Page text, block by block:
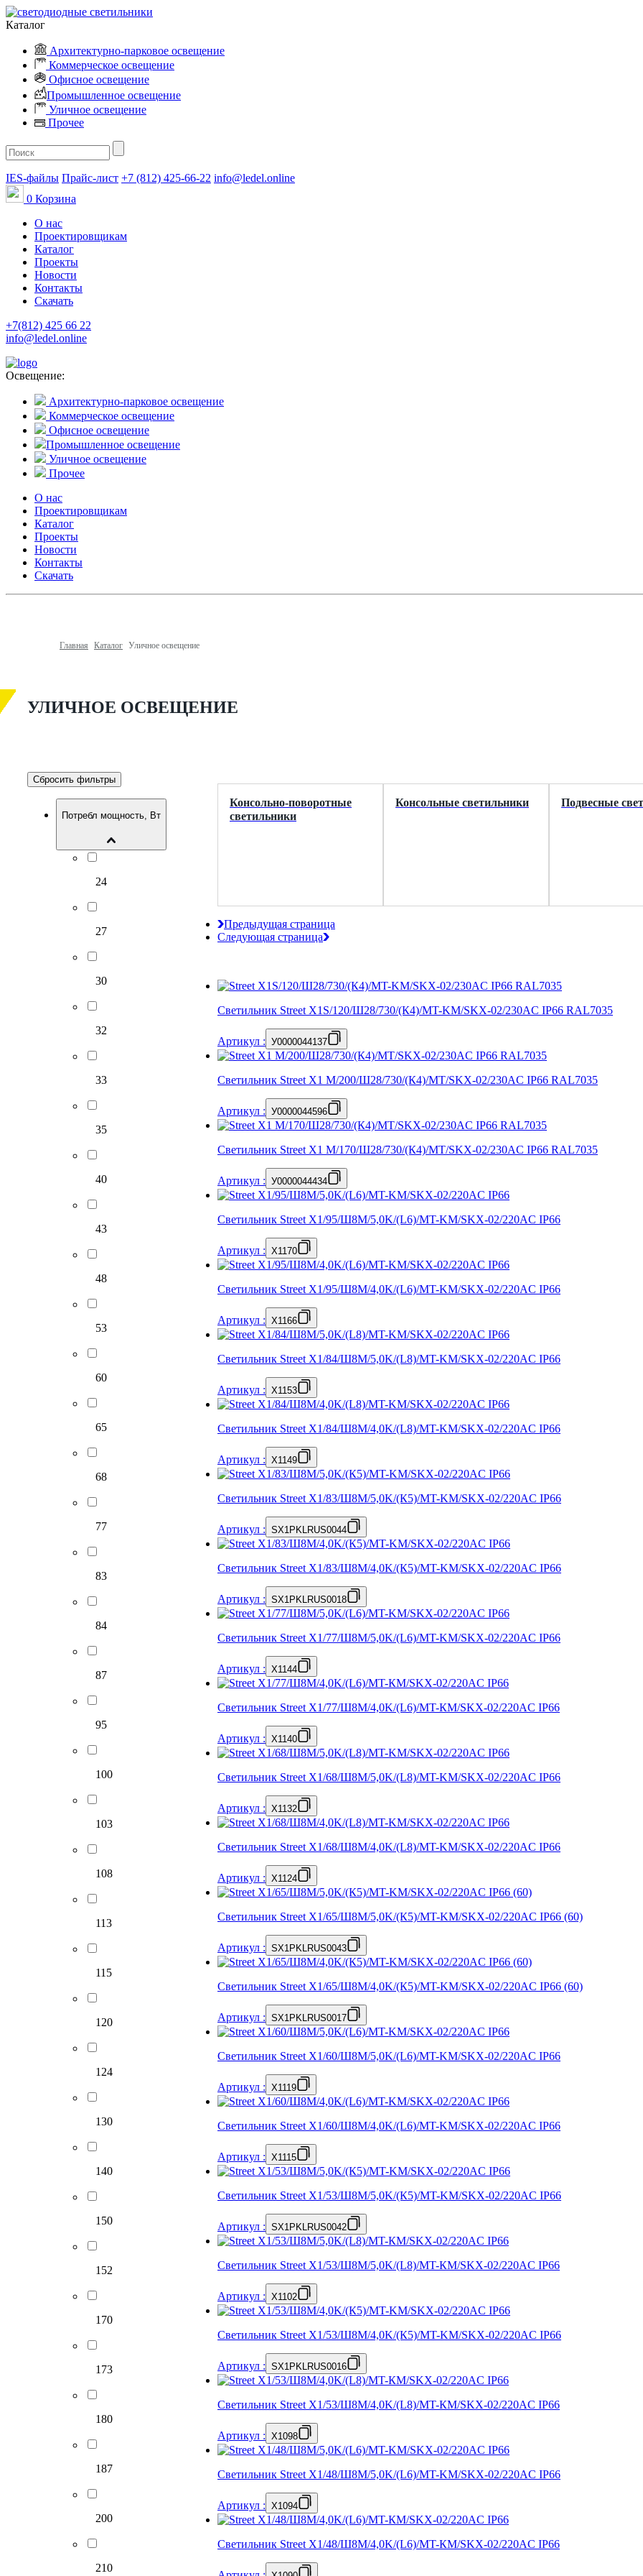
Каталог
Архитектурно-парковое освещение
Коммерческое освещение
Офисное освещение
Промышленное освещение
Уличное освещение
Прочее
IES-файлы Прайс-лист +7 (812) 425-66-22 info@ledel.online
0 Корзина
О нас
Проектировщикам
Каталог
Проекты
Новости
Контакты
Скачать
+7(812) 425 66 22
info@ledel.online
Освещение:
Архитектурно-парковое освещение
Коммерческое освещение
Офисное освещение
Промышленное освещение
Уличное освещение
Прочее
О нас
Проектировщикам
Каталог
Проекты
Новости
Контакты
Скачать
Главная Каталог Уличное освещение
УЛИЧНОЕ ОСВЕЩЕНИЕ
Сбросить фильтры
Потребл мощность, Вт
24
27
30
32
33
35
40
43
48
53
60
65
68
77
83
84
87
95
100
103
108
113
115
120
124
130
140
150
152
170
173
180
187
200
210
Консольно-поворотные
светильники
Консольные светильники Подвесные
Предыдущая страница
Следующая страница
Светильник Street X1S/120/Ш28/730/(К4)/MT-KM/SKX-02/230AC IP66 RAL7035
Артикул : У0000044137
Светильник Street X1 M/200/Ш28/730/(К4)/MT/SKX-02/230AC IP66 RAL7035
Артикул : У0000044596
Светильник Street X1 M/170/Ш28/730/(К4)/MT/SKX-02/230AC IP66 RAL7035
Артикул : У0000044434
Светильник Street X1/95/Ш8M/5,0K/(L6)/MT-KM/SKX-02/220AC IP66
Артикул : X1170
Светильник Street X1/95/Ш8M/4,0K/(L6)/MT-KM/SKX-02/220AC IP66
Артикул : X1166
Светильник Street X1/84/Ш8M/5,0K/(L8)/MT-KM/SKX-02/220AC IP66
Артикул : X1153
Светильник Street X1/84/Ш8M/4,0K/(L8)/MT-KM/SKX-02/220AC IP66
Артикул : X1149
Светильник Street X1/83/Ш8M/5,0K/(К5)/MT-KM/SKX-02/220AC IP66
Артикул : SX1PKLRUS0044
Светильник Street X1/83/Ш8M/4,0K/(К5)/MT-KM/SKX-02/220AC IP66
Артикул : SX1PKLRUS0018
Светильник Street X1/77/Ш8M/5,0K/(L6)/MT-KM/SKX-02/220AC IP66
Артикул : X1144
Светильник Street X1/77/Ш8M/4,0K/(L6)/MT-КМ/SKX-02/220AC IP66
Артикул : X1140
Светильник Street X1/68/Ш8M/5,0K/(L8)/MT-KM/SKX-02/220AC IP66
Артикул : X1132
Светильник Street X1/68/Ш8M/4,0K/(L8)/MT-KM/SKX-02/220AC IP66
Артикул : X1124
Светильник Street X1/65/Ш8M/5,0K/(К5)/MT-KM/SKX-02/220AC IP66 (60)
Артикул : SX1PKLRUS0043
Светильник Street X1/65/Ш8M/4,0K/(К5)/MT-KM/SKX-02/220AC IP66 (60)
Артикул : SX1PKLRUS0017
Светильник Street X1/60/Ш8M/5,0K/(L6)/MT-KM/SKX-02/220AC IP66
Артикул : X1119
Светильник Street X1/60/Ш8M/4,0K/(L6)/MT-KM/SKX-02/220AC IP66
Артикул : X1115
Светильник Street X1/53/Ш8M/5,0K/(К5)/MT-KM/SKX-02/220AC IP66
Артикул : SX1PKLRUS0042
Светильник Street X1/53/Ш8M/5,0K/(L8)/MT-КМ/SKX-02/220AC IP66
Артикул : X1102
Светильник Street X1/53/Ш8M/4,0K/(К5)/MT-KM/SKX-02/220AC IP66
Артикул : SX1PKLRUS0016
Светильник Street X1/53/Ш8M/4,0K/(L8)/MT-КМ/SKX-02/220AC IP66
Артикул : X1098
Светильник Street X1/48/Ш8M/5,0K/(L6)/MT-KM/SKX-02/220AC IP66
Артикул : X1094
Светильник Street X1/48/Ш8M/4,0K/(L6)/MT-КМ/SKX-02/220AC IP66